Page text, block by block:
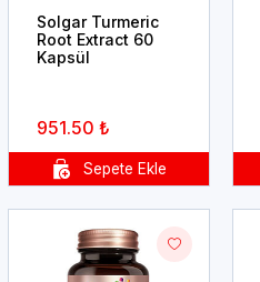
Solgar Turmeric
Root Extract 60
Kapsül
951.50 ₺